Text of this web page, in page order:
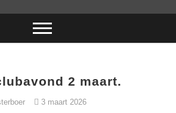
2 maart.
3 maart 2026